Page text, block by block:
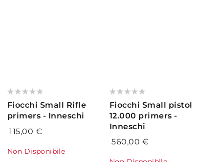
Valutazione:
Fiocchi Small Rifle
primers - Inneschi
115,00 €
Non Disponibile
Valutazione:
Fiocchi Small pistol
12.000 primers -
Inneschi
560,00 €